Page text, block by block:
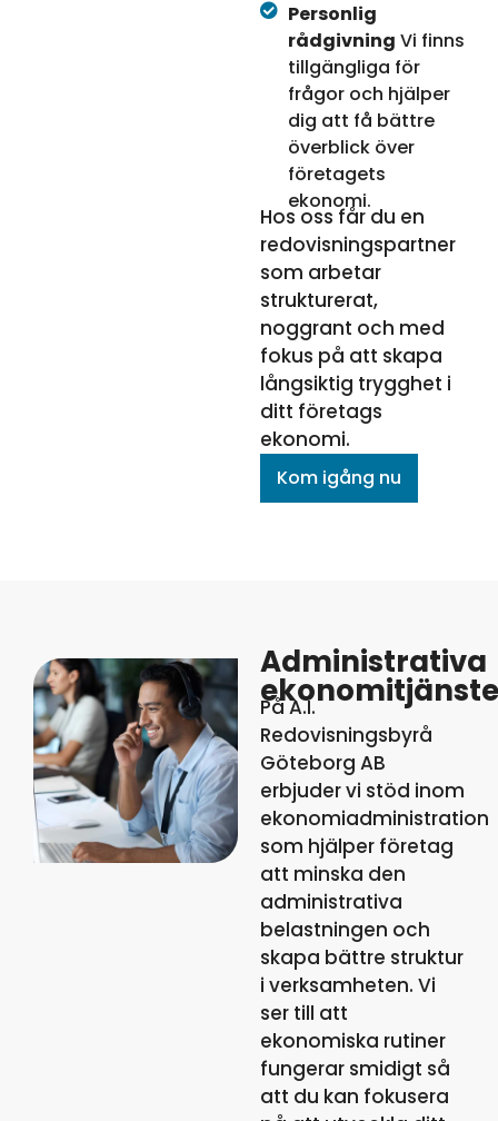
Personlig
rådgivning Vi finns
tillgängliga för
frågor och hjälper
dig att få bättre
överblick över
företagets
ekonomi.
Hos oss får du en
redovisningspartner
som arbetar
strukturerat,
noggrant och med
fokus på att skapa
långsiktig trygghet i
ditt företags
ekonomi.
Kom igång nu
Administrativa
På A.I.
Redovisningsbyrå
Göteborg AB
erbjuder vi stöd inom
ekonomiadministration
som hjälper företag
att minska den
administrativa
belastningen och
skapa bättre struktur
i verksamheten. Vi
ser till att
ekonomiska rutiner
fungerar smidigt så
att du kan fokusera